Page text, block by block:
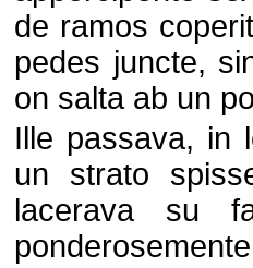
de ramos
pedes juncte,
on salta ab un
Ille passava, in
un strato
lacerava su